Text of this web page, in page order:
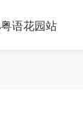
粤语花园站